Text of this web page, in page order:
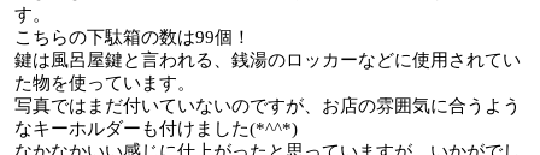
す。
こちらの下駄箱の数は99個！
鍵は風呂屋鍵と言われる、銭湯のロッカーなどに使用されてい
た物を使っています。
写真ではまだ付いていないのですが、お店の雰囲気に合うよう
なキーホルダーも付けました(*^^*)